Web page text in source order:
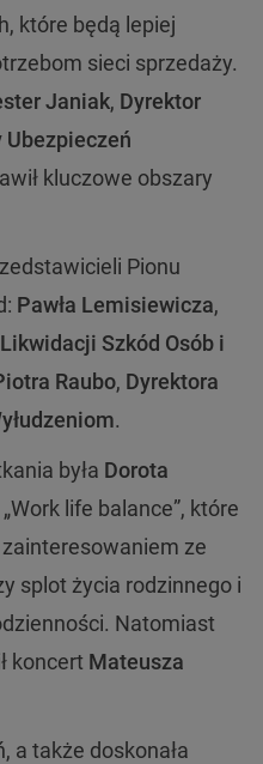
które będą lepiej
sieci sprzedaży.
Janiak, Dyrektor
Ubezpieczeń
kluczowe obszary
Pionu
Pawła Lemisiewicza,
Szkód Osób i
Raubo, Dyrektora
.
była Dorota
life balance”, które
ze
splot życia rodzinnego i
Natomiast
koncert Mateusza
a także doskonała